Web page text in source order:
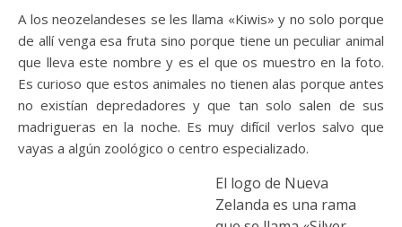
A los neozelandeses se les llama «Kiwis» y no solo porque
de allí venga esa fruta sino porque tiene un peculiar animal
que lleva este nombre y es el que os muestro en la foto.
Es curioso que estos animales no tienen alas porque antes
no existían depredadores y que tan solo salen de sus
madrigueras en la noche. Es muy difícil verlos salvo que
vayas a algún zoológico o centro especializado.
El logo de Nueva
Zelanda es una rama